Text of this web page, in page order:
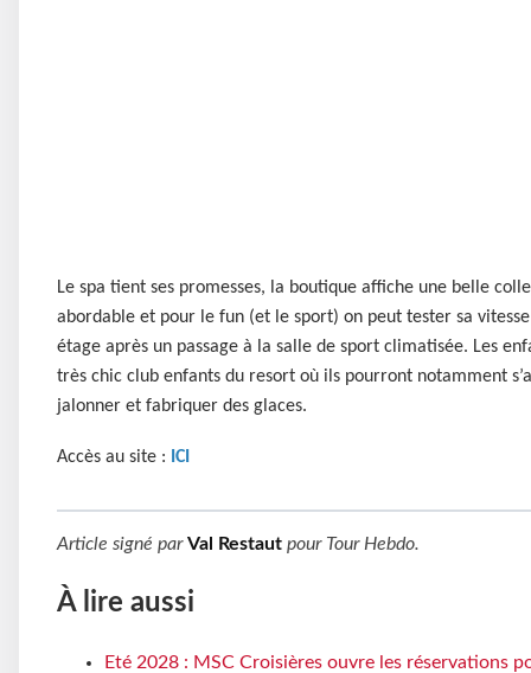
Le spa tient ses promesses, la boutique affiche une belle
abordable et pour le fun (et le sport) on peut tester sa
étage après un passage à la salle de sport climatisée. Les
très chic club enfants du resort où ils pourront notamment
jalonner et fabriquer des glaces.
Accès au site : ICI
Article signé parVal Restaut pour Tour Hebdo.
À lire aussi
Eté 2028 : MSC Croisières ouvre les réservations